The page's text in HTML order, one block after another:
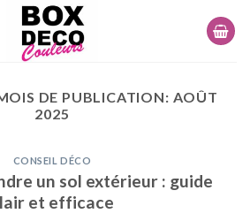
DE PUBLICATION: AOÛT
2025
CONSEIL DÉCO
un sol extérieur : guide
et efficace